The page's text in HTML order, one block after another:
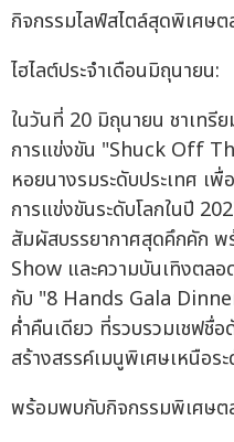
กิจกรรมไลฟ์สไตล์สุดพิเศษ
ไฮไลต์ประจำเดือนมิถุนายน:
ในวันที่ 20 มิถุนายน ชาเท
การแข่งขัน "Shuck Off
หอยนางรมระดับประเทศ เ
การแข่งขันระดับโลกในปี
สัมผัสบรรยากาศสุดคึกคัก
Show และความบันเทิงตล
กับ "8 Hands Gala
ค่ำคืนเดียว ที่รวบรวมเชฟชื่
สร้างสรรค์เมนูพิเศษเหนือร
พร้อมพบกับกิจกรรมพิเศษต